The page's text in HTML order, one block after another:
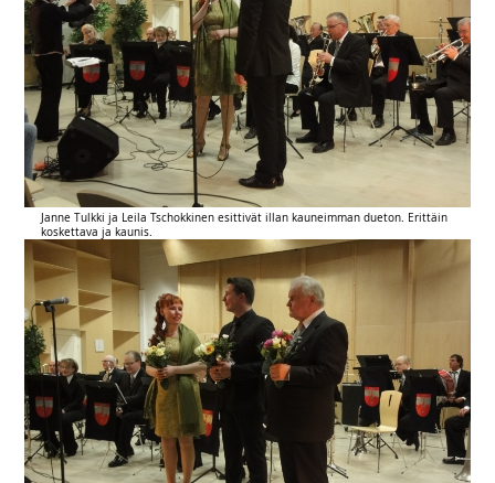
Janne Tulkki ja Leila Tschokkinen esittivät illan kauneimman dueton. Erittäin
koskettava ja kaunis.